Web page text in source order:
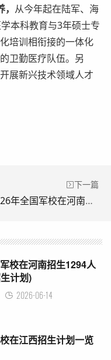
从今年起在陆军、海
本科教育与3年硕士专
培训相衔接的一体化
卫勤医疗队伍。另
展新兴技术领域人才
下一篇
2026年全国军校在河南招生1294人(附各军校招生计划)
校在河南招生1294人
计划)
2026-06-14
在江西招生计划一览